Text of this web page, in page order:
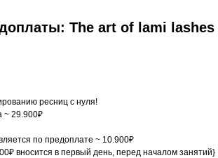
The art of lami lashes
ресниц с нуля!
~ 29.900₽
по предоплате ~ 10.900₽
вносится в первый день, перед началом занятий}